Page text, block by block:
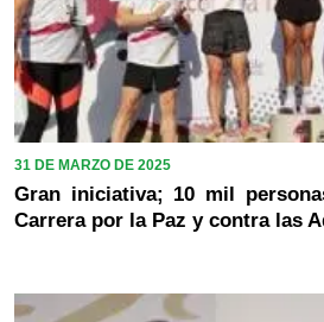
31 DE MARZO DE 2025
Gran iniciativa; 10 mil
Carrera por la Paz y contra las